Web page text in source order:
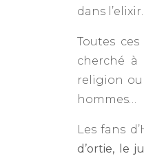
dans
Toutes
cherché à
religion
hommes…
Les fans
d’ortie, le